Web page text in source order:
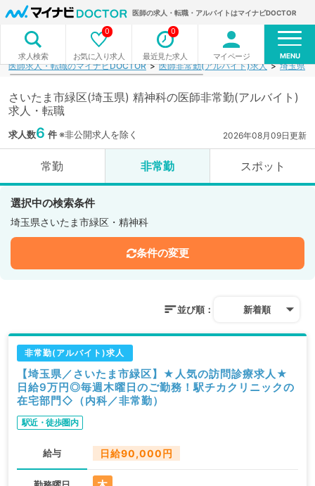
医師の求人・転職・アルバイトはマイナビDOCTOR
求人検索 お気に入り求人
0
最近見た求人
0
マイページ MENU
医師求人・転職のマイナビDOCTOR 医師非常勤(アルバイト)求人 埼玉県
さいたま市緑区(埼玉県) 精神科の医師非常勤(アルバイト)
求人・転職
求人数6 件※非公開求人を除く 2026年08月09日更新
常勤 非常勤 スポット
選択中の検索条件
埼玉県さいたま市緑区・精神科
条件の変更
並び順： 新着順
非常勤(アルバイト)求人
【埼玉県／さいたま市緑区】★人気の訪問診療求人★
日給9万円◎毎週木曜日のご勤務！駅チカクリニックの
在宅部門◇（内科／非常勤）
駅近・徒歩圏内
給与 日給90,000円